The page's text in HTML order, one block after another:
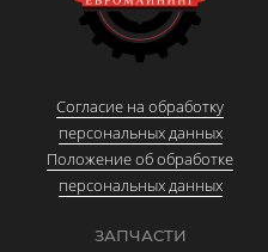
Согласие на обработку
персональных данных
Положение об обработке
персональных данных
ЗАПЧАСТИ